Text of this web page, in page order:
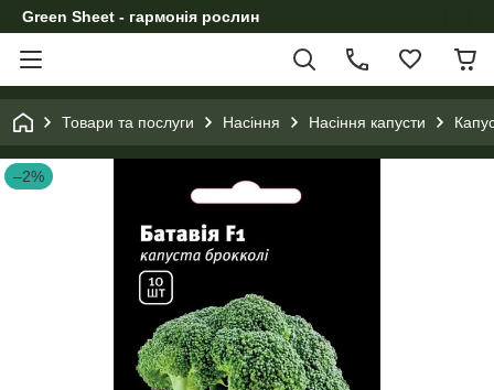
Green Sheet - гармонія рослин
Товари та послуги Насіння Насіння капусти
–2%